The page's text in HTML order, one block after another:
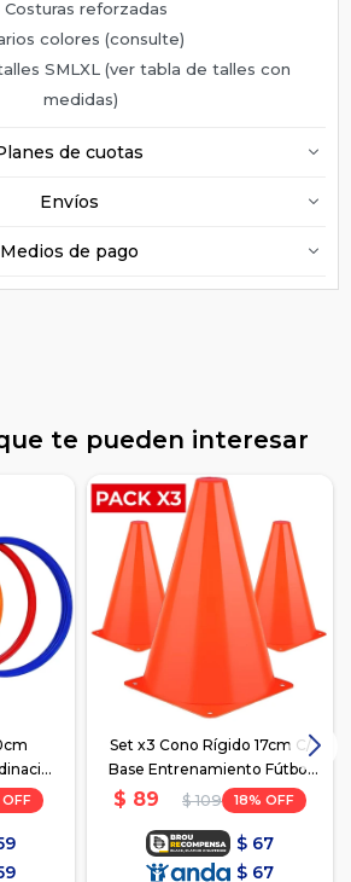
Costuras reforzadas
colores (consulte)
SMLXL (ver tabla de talles con
medidas)
de cuotas
Envíos
Medios de pago
te pueden interesar
Set x3 Cono Rígido 17cm C/
Base Entrenamiento Fútbol
Hockey
$ 89 $ 109 18
$ 67
$ 67